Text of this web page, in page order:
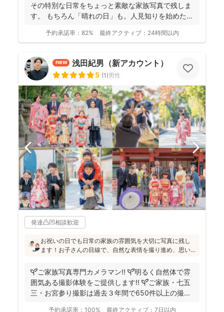
その特別な日常をちょっと素敵な家族写真で残しま
す。 もちろん「晴れの日」も。人見知りを始めた
予約承諾率： 82% 最終アクティブ： 24時間以内
new 浅田紀男（新アカウント）
5 (1)男性
発達凸凹相談歓迎
お祝いの日でも日常の家族の雰囲気を大切に写真に残し
ます！お子さんの目線で、自然な表情を撮り進め、思い
五三の撮影が経験豊富とのことで、ご検討の方はぜひお
問合せください♪
🌱ご家族写真専門カメラマン!! 🌱明るく自然体で雰
囲気ある撮影体験をご提供します!! 🌱ご家族・七五
三・お宮参り撮影は過去３年間で650件以上の撮影
予約承諾率： 100% 最終アクティブ： 7日以内